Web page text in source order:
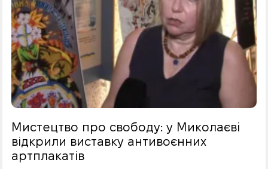
Мистецтво про свободу: у Миколаєві
відкрили виставку антивоєнних
артплакатів